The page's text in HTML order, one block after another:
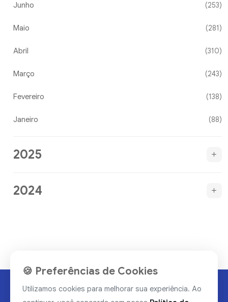
Junho (253)
Maio (281)
Abril (310)
Março (243)
Fevereiro (138)
Janeiro (88)
2025
2024
🍪 Preferências de Cookies
Utilizamos cookies para melhorar sua experiência. Ao